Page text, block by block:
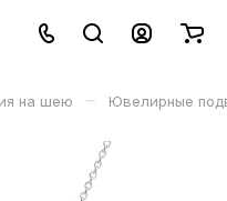
на шею – Ювелирные